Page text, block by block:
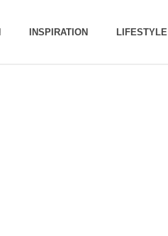
INSPIRATION LIFESTYLE